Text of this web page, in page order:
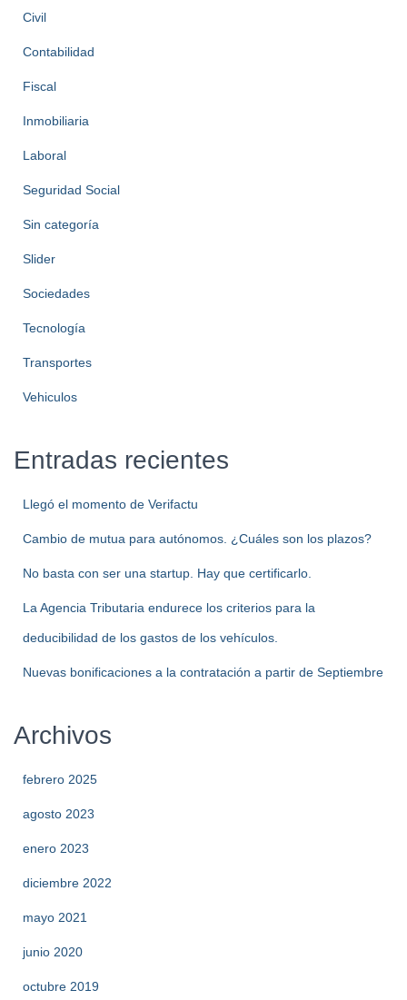
Civil
Contabilidad
Fiscal
Inmobiliaria
Laboral
Seguridad Social
Sin categoría
Slider
Sociedades
Tecnología
Transportes
Vehiculos
Entradas recientes
Llegó el momento de Verifactu
Cambio de mutua para autónomos. ¿Cuáles son los plazos?
No basta con ser una startup. Hay que certificarlo.
La Agencia Tributaria endurece los criterios para la
deducibilidad de los gastos de los vehículos.
Nuevas bonificaciones a la contratación a partir de Septiembre
Archivos
febrero 2025
agosto 2023
enero 2023
diciembre 2022
mayo 2021
junio 2020
octubre 2019